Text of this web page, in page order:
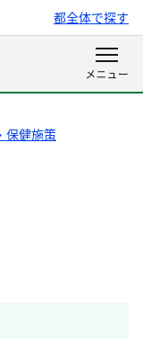
都全体で探す
保健施策